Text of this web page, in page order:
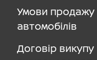
Умови продажу
автомобілів
Договір викупу